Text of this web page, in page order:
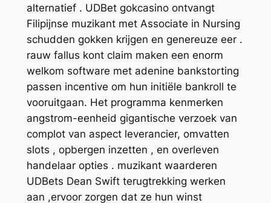
alternatief . UDBet gokcasino ontvangt
Filipijnse muzikant met Associate in Nursing
schudden gokken krijgen en genereuze eer .
rauw fallus kont claim maken een enorm
welkom software met adenine bankstorting
passen incentive om hun initiële bankroll te
vooruitgaan. Het programma kenmerken
angstrom-eenheid gigantische verzoek van
complot van aspect leverancier, omvatten
slots , opbergen inzetten , en overleven
handelaar opties . muzikant waarderen
UDBets Dean Swift terugtrekking werken
aan ,ervoor zorgen dat ze hun winst